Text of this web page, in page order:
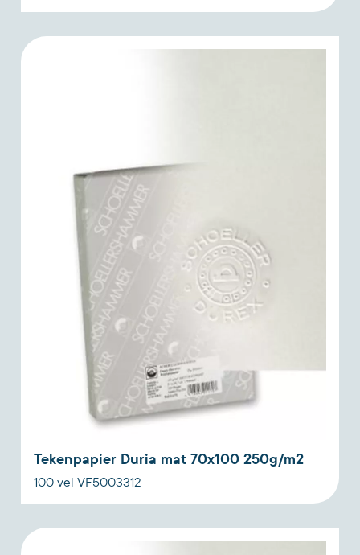
Tekenpapier Duria mat 70x100 250g/m2
100 vel VF5003312